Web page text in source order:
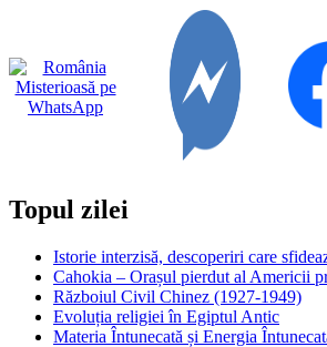
Topul zilei
Istorie interzisă, descoperiri care
Cahokia – Orașul pierdut al Americii
Războiul Civil Chinez (1927-1949)
Evoluția religiei în Egiptul Antic
Materia Întunecată și Energia